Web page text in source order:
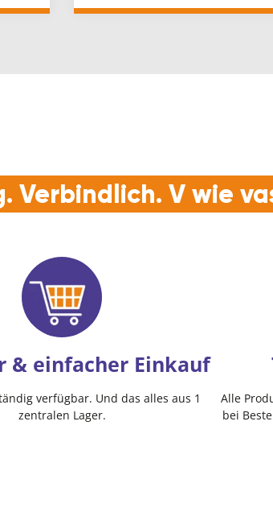
Verbindlich. V wie
& einfacher Einkauf
verfügbar. Und das alles aus 1
zentralen Lager.
Alle
bei